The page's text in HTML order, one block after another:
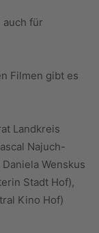
für
Filmen gibt es
Landkreis
Najuch-
Wenskus
Stadt Hof),
Kino Hof)